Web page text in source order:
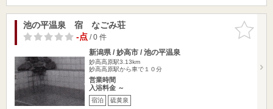
お気に入
りに追加
池の平温泉 宿 なごみ荘
-点/ 0 件
新潟県 / 妙高市 / 池の平温泉
妙高高原駅3.13km
妙高高原駅から車で１０分
営業時間
入浴料金 ～
宿泊 硫黄泉